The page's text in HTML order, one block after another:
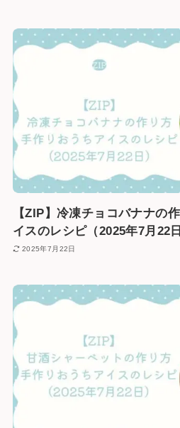
【ZIP】冷凍チョコバナナの
イスのレシピ（2025年7月22日
2025年7月22日